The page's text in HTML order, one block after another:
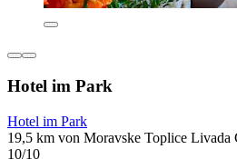
Hotel im Park
Hotel im Park
19,5 km von Moravske Toplice Livada
10/10